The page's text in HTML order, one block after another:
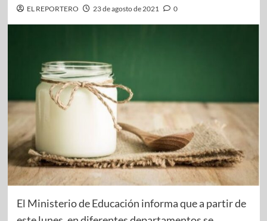
EL REPORTERO 23 de agosto de 2021 0
El Ministerio de Educación informa que a partir de